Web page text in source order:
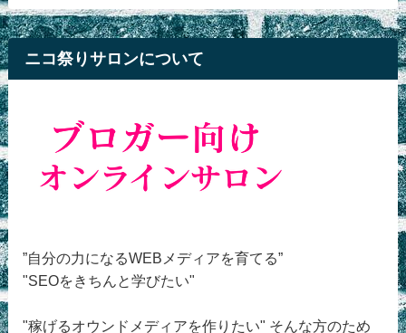
ニコ祭りサロンについて
”自分の力になるWEBメディアを育てる”
"SEOをきちんと学びたい"
"稼げるオウンドメディアを作りたい" そんな方のため